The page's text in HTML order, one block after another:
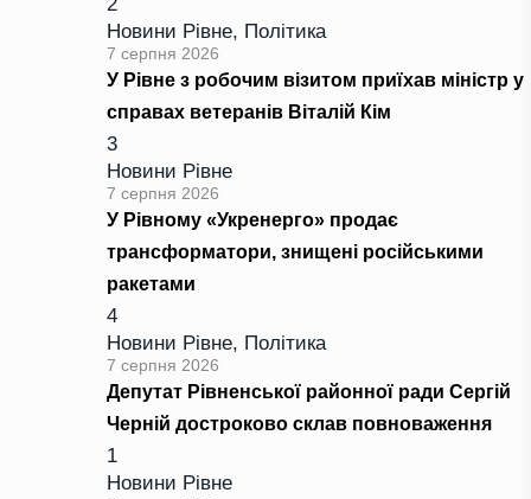
Новини Рівне, Політика
7 серпня 2026
У Рівне з робочим візитом приїхав міністр у
справах ветеранів Віталій Кім
3
Новини Рівне
7 серпня 2026
У Рівному «Укренерго» продає
трансформатори, знищені російськими
ракетами
4
Новини Рівне, Політика
7 серпня 2026
Депутат Рівненської районної ради Сергій
Черній достроково склав повноваження
1
Новини Рівне